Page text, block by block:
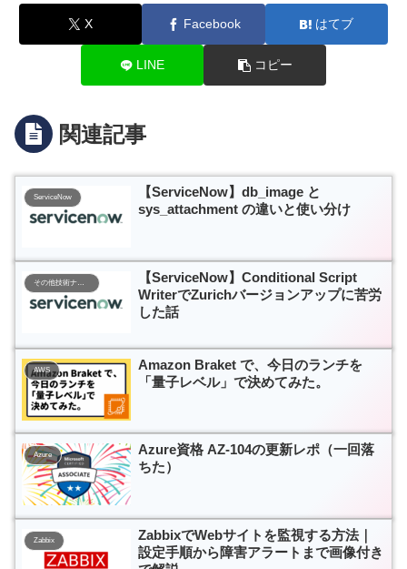
X Facebook はてブ
LINE コピー
関連記事
ServiceNow
【ServiceNow】db_image と
sys_attachment の違いと使い分け
その他技術ナレッジ
【ServiceNow】Conditional Script
WriterでZurichバージョンアップに苦労
した話
AWS
Amazon Braket で、今日のランチを
「量子レベル」で決めてみた。
Azure
Azure資格 AZ-104の更新レポ（一回落
ちた）
Zabbix
ZabbixでWebサイトを監視する方法｜
設定手順から障害アラートまで画像付き